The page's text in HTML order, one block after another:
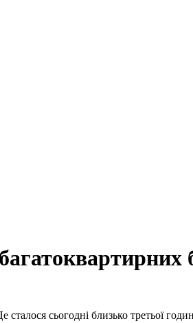
сталося сьогодні близько третьої